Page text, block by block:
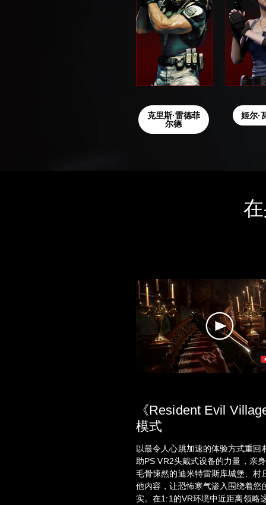
克里斯·雷德菲
尔德
姬尔·
《Resident Evil
模式
以最令人心跳加速的体验方式重回
助PS VR2头戴式设备的力量，亲
毛骨悚然的迪米特雷斯库城堡、村
他内容，让恐怖寒气渗入围绕着您
实。在1:1的VR环境中近距离领略